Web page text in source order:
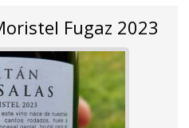
Fugaz 2023